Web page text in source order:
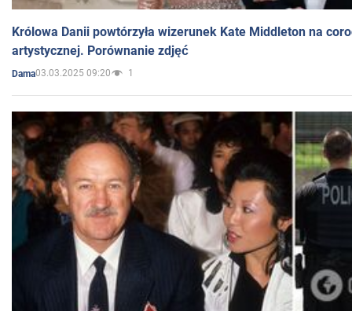
Królowa Danii powtórzyła wizerunek Kate Middleton na
artystycznej. Porównanie zdjęć
Dama03.03.2025 09:20 1